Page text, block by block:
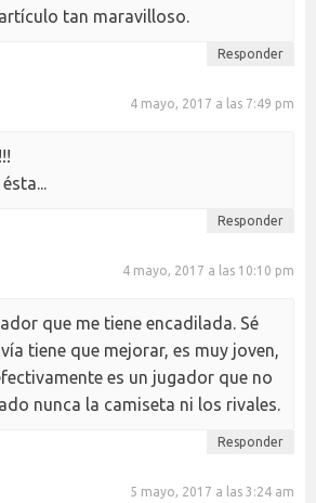
tan maravilloso.
Responder
4 mayo, 2017 a las 7:49 pm
Responder
4 mayo, 2017 a las 10:10 pm
que me tiene encadilada. Sé
tiene que mejorar, es muy joven,
es un jugador que no
nunca la camiseta ni los rivales.
Responder
5 mayo, 2017 a las 3:24 am